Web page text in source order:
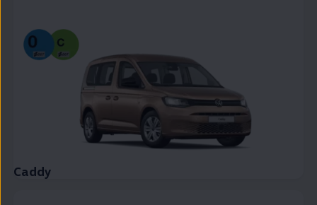
Caddy